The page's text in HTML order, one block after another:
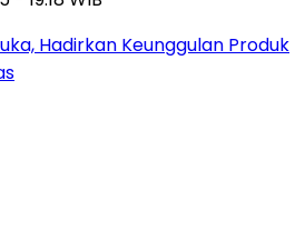
Hadirkan Keunggulan Produk